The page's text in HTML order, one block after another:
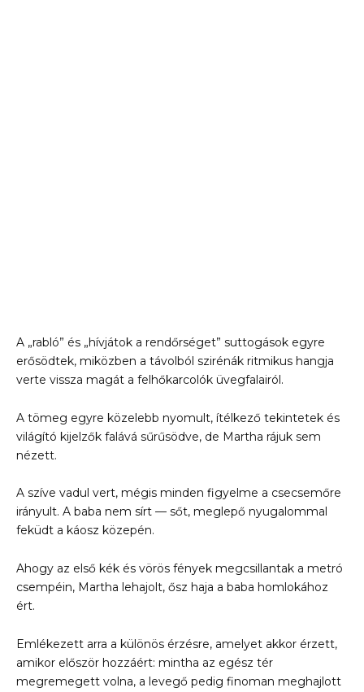
A „rabló” és „hívjátok a rendőrséget” suttogások egyre
erősödtek, miközben a távolból szirénák ritmikus hangja
verte vissza magát a felhőkarcolók üvegfalairól.
A tömeg egyre közelebb nyomult, ítélkező tekintetek és
világító kijelzők falává sűrűsödve, de Martha rájuk sem
nézett.
A szíve vadul vert, mégis minden figyelme a csecsemőre
irányult. A baba nem sírt — sőt, meglepő nyugalommal
feküdt a káosz közepén.
Ahogy az első kék és vörös fények megcsillantak a metró
csempéin, Martha lehajolt, ősz haja a baba homlokához
ért.
Emlékezett arra a különös érzésre, amelyet akkor érzett,
amikor először hozzáért: mintha az egész tér
megremegett volna, a levegő pedig finoman meghajlott